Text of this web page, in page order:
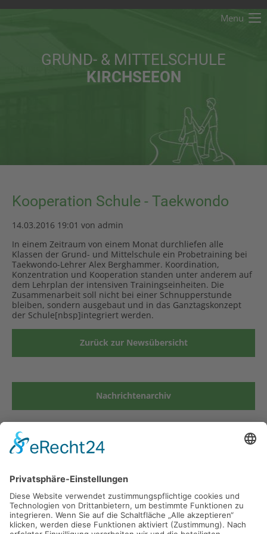
Der Eintrag "offcanvas-col2" existiert leider nicht.
Der Eintrag "offcanvas-col3" existiert leider nicht.
Der Eintrag "offcanvas-col4" existiert leider nicht.
Menu
GRUND- & MITTELSCHULE
KIRCHSEEON
Kooperation Schule - Taekwondo
14.03.2016 19:01 von admin
In einem Zeitraum von einem Monat durchliefen alle
Klassen der Grund- und Mittelschule ein Probetraining bei
Taekwondo-Lehrer Alex Berghammer. Koordination,
Konzentration und Kooperation standen unter anderem auf
dem Lehrplan der intensiven Trainingseinheiten. Die
Zusammenarbeit soll nicht bei einer Schnupperstunde
bleiben, sondern ausgebaut und in das Ganztagskonzept
der Schule[nbsp]integriert werden.
Zurück zur Newsübersicht
Nachrichtenarchiv
Grund- und Mittelschule Kirchseeon